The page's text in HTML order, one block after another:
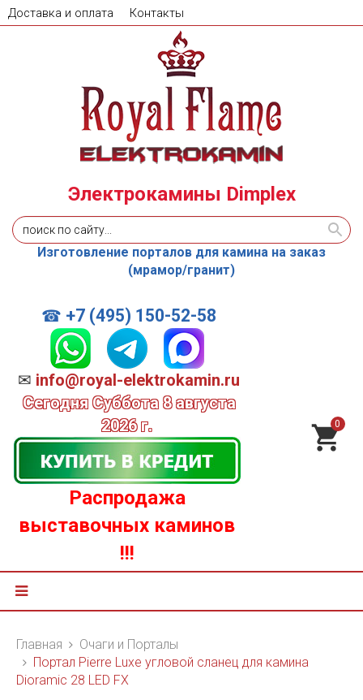
Доставка и оплата Контакты
☎ +7 (495) 150-52-58
✉ info@royal-elektrokamin.ru
Сегодня Суббота 8 августа
2026 г.
Распродажа
выставочных каминов
!!!
Электрокамины Dimplex
Изготовление порталов для камина на заказ
(мрамор/гранит)
0
Главная
Очаги и Порталы
Портал Pierre Luxe угловой сланец для камина
Dioramic 28 LED FX